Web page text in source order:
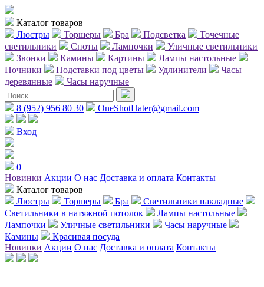
Каталог товаров
Люстры
Торшеры Бра Подсветка
Точечные
светильники
Споты Лампочки
Уличные светильники
Звонки
Камины Картины
Лампы настольные
Ночники
Подставки под цветы Удлинители
Часы
деревянные
Часы наручные
8 (952) 956 80 30 OneShotHater@gmail.com
Вход
0
Новинки Акции О нас Доставка и оплата Контакты
Каталог товаров
Люстры
Торшеры Бра
Светильники накладные
Светильники в натяжной потолок
Лампы настольные
Лампочки
Уличные светильники
Часы наручные
Камины
Красивая посуда
Новинки Акции О нас Доставка и оплата Контакты